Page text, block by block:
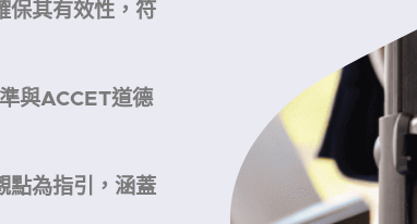
保其有效性，符
與ACCET道德
點為指引，涵蓋